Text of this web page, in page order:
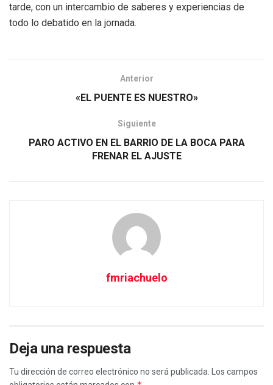
tarde, con un intercambio de saberes y experiencias de
todo lo debatido en la jornada.
Anterior
«EL PUENTE ES NUESTRO»
Siguiente
PARO ACTIVO EN EL BARRIO DE LA BOCA PARA
FRENAR EL AJUSTE
fmriachuelo
Deja una respuesta
Tu dirección de correo electrónico no será publicada.
Los campos